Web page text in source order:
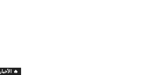
🔥 الأخبار